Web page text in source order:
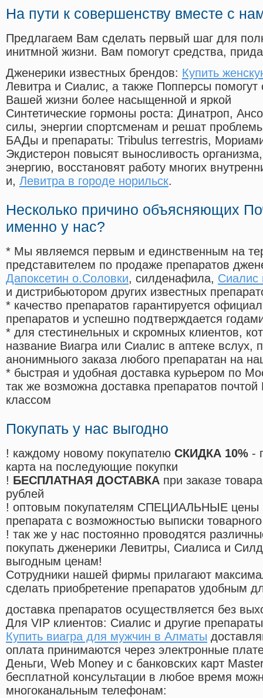
На пути к совершенству вместе с
Предлагаем Вам сделать первый шаг для
инитмной жизни. Вам помогут средства,
Дженерики известных брендов: Купить
Левитра и Сиалис, а также Попперсы помогут
Вашей жизни более насыщенной и яркой
Синтетические гормоны роста: Динатроп,
силы, энергии спортсменам и решат
БАДы и препараты: Tribulus terrestris,
Экдистерон повысят выносливость
энергию, восстановят работу многих
и, Левитра в городе норильск.
Несколько причино объясняющих
именно у нас?
* Мы являемся первым и единственным на
представителем по продаже препаратов
Дапоксетин о.Соловки, силденафила, Сиалис
и дистрибьютором других известных
* качество препаратов гарантируется
препаратов и успешно подтверждается
* для стестинельных и скромных клиентов,
название Виагра или Сиалис в аптеке вслух,
анонимныого заказа любого препаратан на
* быстрая и удобная доставка курьером по
так же возможна доставка препаратов
классом
Покупать у нас выгодно
! каждому новому покупателю СКИДКА 10% -
карта на последующие покупки
! БЕСПЛАТНАЯ ДОСТАВКА при заказе
рублей
! оптовым покупателям СПЕЦИАЛЬНЫЕ цены
препарата с возможностью выписки
! так же у нас постоянно проводятся
покупать дженерики Левитры, Сиалиса и
выгодным ценам!
Cотрудники нашей фирмы прилагают
сделать приобретение препаратов удобным
доставка препаратов осуществляется без
Для VIP клиентов: Сиалис и другие
Купить виагра для мужчин в Алматы
оплата принимаются через электронные
Деньги, Web Money и с банковских карт
бесплатной консультации в любое время
многоканальным телефонам: